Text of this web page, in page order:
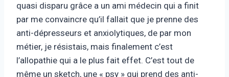
quasi disparu grâce a un ami médecin qui a finit
par me convaincre qu’il fallait que je prenne des
anti-dépresseurs et anxiolytiques, de par mon
métier, je résistais, mais finalement c’est
l’allopathie qui a le plus fait effet. C’est tout de
même un sketch, une « psy » qui prend des anti-